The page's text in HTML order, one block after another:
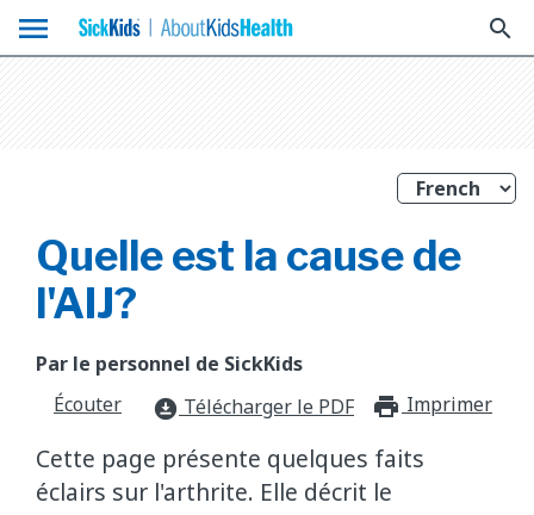
menu search
Quelle est la cause de
l'AIJ?
Par le personnel de SickKids
Écouter
download_for_offline Télécharger le PDF Imprimer
Cette page présente quelques faits
éclairs sur l'arthrite. Elle décrit le